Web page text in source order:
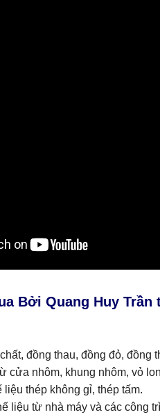
Bởi Quang Huy Trần
đồng thau, đồng đỏ, đồng
cửa nhôm, khung nhôm, vỏ
thép không gỉ, thép tấm.
liệu từ nhà máy và các công